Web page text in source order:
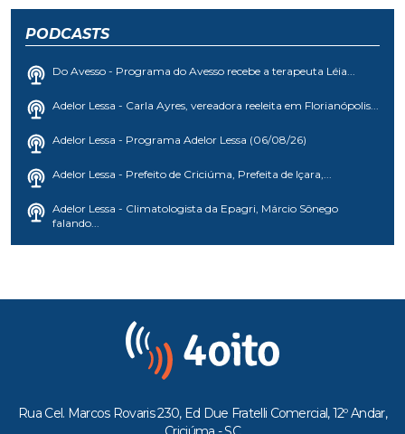
PODCASTS
Do Avesso - Programa do Avesso recebe a terapeuta Léia...
Adelor Lessa - Carla Ayres, vereadora reeleita em Florianópolis...
Adelor Lessa - Programa Adelor Lessa (06/08/26)
Adelor Lessa - Prefeito de Criciúma, Prefeita de Içara,...
Adelor Lessa - Climatologista da Epagri, Márcio Sônego
falando...
Rua Cel. Marcos Rovaris 230, Ed Due Fratelli Comercial, 12º Andar,